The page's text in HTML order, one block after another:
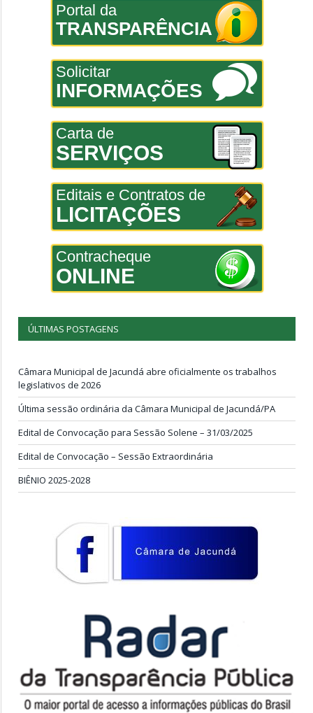
Portal da
TRANSPARÊNCIA
Solicitar
INFORMAÇÕES
Carta de
SERVIÇOS
Editais e Contratos de
LICITAÇÕES
Contracheque
ONLINE
ÚLTIMAS POSTAGENS
Câmara Municipal de Jacundá abre oficialmente os trabalhos
legislativos de 2026
Última sessão ordinária da Câmara Municipal de Jacundá/PA
Edital de Convocação para Sessão Solene – 31/03/2025
Edital de Convocação – Sessão Extraordinária
BIÊNIO 2025-2028